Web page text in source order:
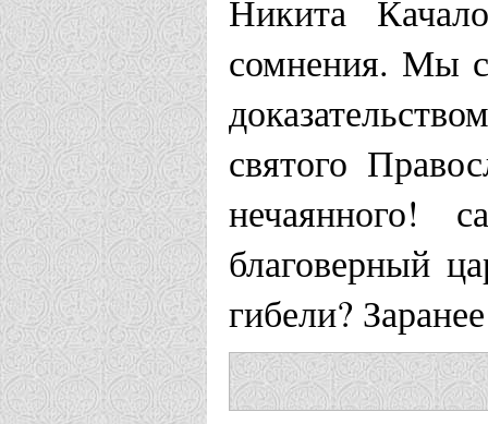
Никита
сомнения. Мы
святого
нечаянного!
благоверный
гибели?